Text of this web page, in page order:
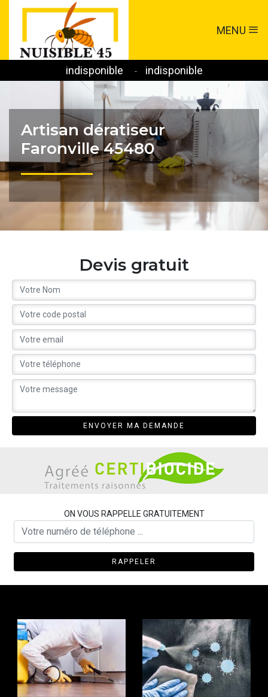
MENU
indisponible - indisponible
Artisan dératiseur
Faronville 45480
Devis gratuit
ON VOUS RAPPELLE GRATUITEMENT